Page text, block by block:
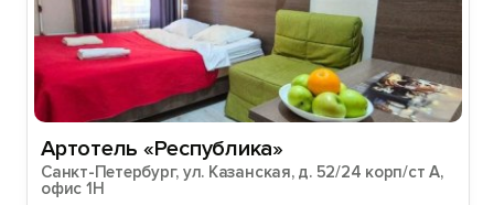
Артотель «Республика»
Санкт-Петербург, ул. Казанская, д. 52/24 корп/ст А,
офис 1Н